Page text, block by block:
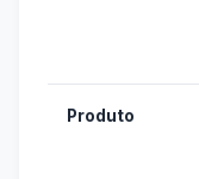
Produto